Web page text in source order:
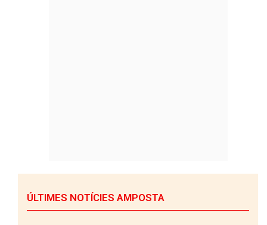
ÚLTIMES NOTÍCIES AMPOSTA